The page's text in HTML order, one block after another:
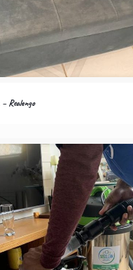
de Sofá em L – Realengo
Realengo